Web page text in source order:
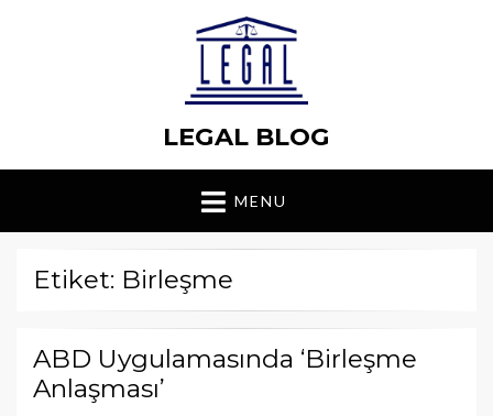
LEGAL BLOG
MENU
Etiket: Birleşme
ABD Uygulamasında ‘Birleşme
Anlaşması’